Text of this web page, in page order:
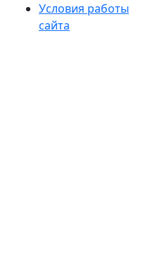
Условия работы
сайта